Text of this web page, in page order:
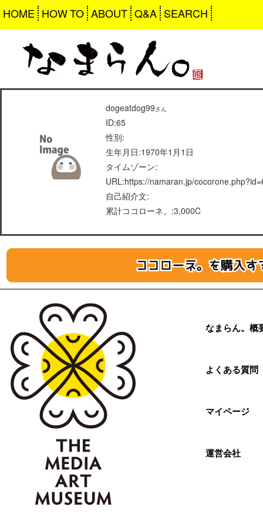
HOME HOW TO ABOUT Q&A SEARCH
dogeatdog99さん
ID:65
性別:
生年月日:1970年1月1日
タイムゾーン:
URL:https://namaran.jp/
自己紹介文:
累計ココローネ。:3,000C
なまらん。概
よくある質問
マイページ
運営会社